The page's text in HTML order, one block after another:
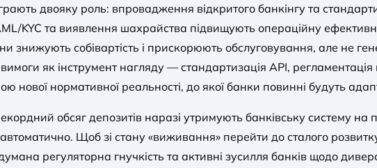
двояку роль: впровадження відкритого банкінгу та
KYC та виявлення шахрайства підвищують операційну
знижують собівартість і прискорюють обслуговування, але не
як інструмент нагляду — стандартизація API, регламентація
нової нормативної реальності, до якої банки повинні будуть
обсяг депозитів наразі утримують банківську систему
Щоб зі стану «виживання» перейти до сталого
регуляторна гнучкість та активні зусилля банків щодо